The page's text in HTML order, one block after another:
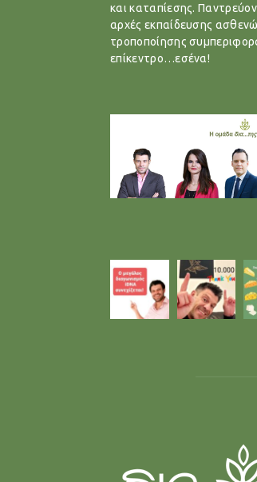
και καταπίεσης.
αρχές εκπαίδευσης
τροποποίησης
επίκεντρο…εσένα!